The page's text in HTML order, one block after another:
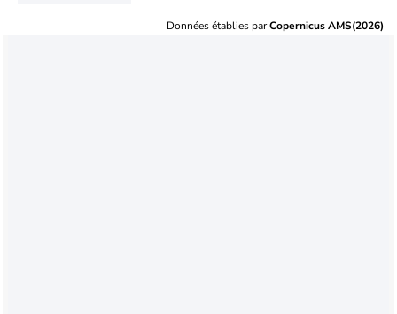
Données établies parCopernicus AMS(2026)